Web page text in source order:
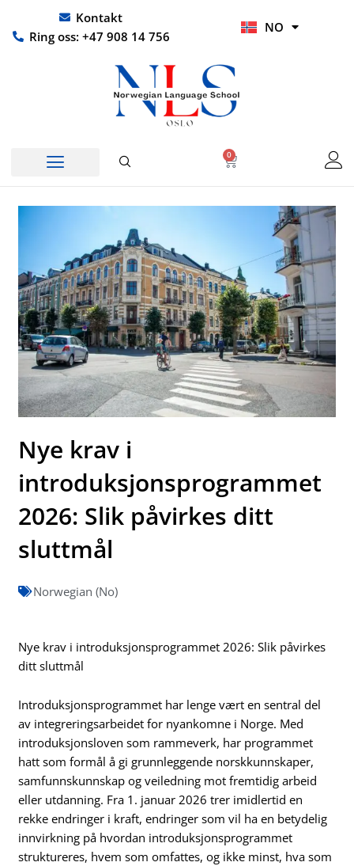
rett
Kontakt
Ring oss: +47 908 14 756
NO
HI
0
Handlekurv
Nye krav i
introduksjonsprogrammet
2026: Slik påvirkes ditt
sluttmål
Norwegian (No)
Nye krav i introduksjonsprogrammet 2026: Slik påvirkes
ditt sluttmål
Introduksjonsprogrammet har lenge vært en sentral del
av integreringsarbeidet for nyankomne i Norge. Med
introduksjonsloven som rammeverk, har programmet
hatt som formål å gi grunnleggende norskkunnskaper,
samfunnskunnskap og veiledning mot fremtidig arbeid
eller utdanning. Fra 1. januar 2026 trer imidlertid en
rekke endringer i kraft, endringer som vil ha en betydelig
innvirkning på hvordan introduksjonsprogrammet
struktureres, hvem som omfattes, og ikke minst, hva som